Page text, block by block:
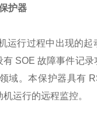
护器
运行过程中出现的起
SOE 故障事件记录
域。本保护器具有
运行的远程监控。